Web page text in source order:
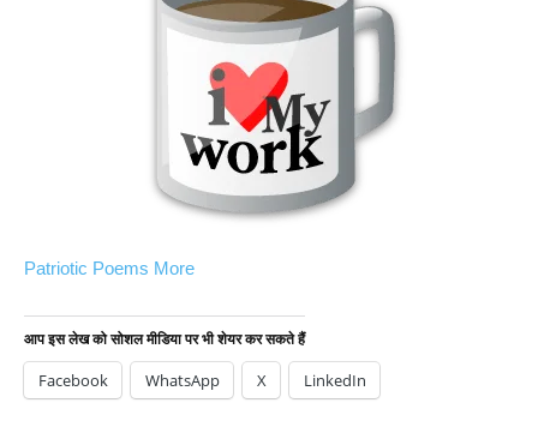
Patriotic Poems More
आप इस लेख को सोशल मीडिया पर भी शेयर कर सकते हैं
Facebook WhatsApp X LinkedIn